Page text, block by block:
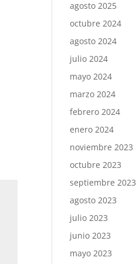
agosto 2025
octubre 2024
agosto 2024
julio 2024
mayo 2024
marzo 2024
febrero 2024
enero 2024
noviembre 2023
octubre 2023
septiembre 2023
agosto 2023
julio 2023
junio 2023
mayo 2023